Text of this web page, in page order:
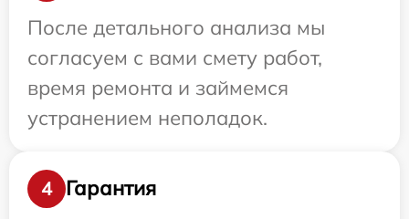
После детального анализа мы
согласуем с вами смету работ,
время ремонта и займемся
устранением неполадок.
4
Гарантия